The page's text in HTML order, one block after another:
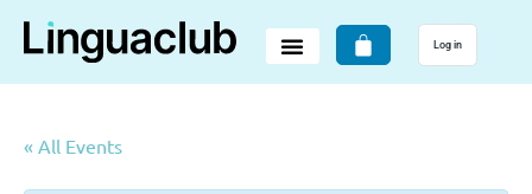
Log in
« All Events